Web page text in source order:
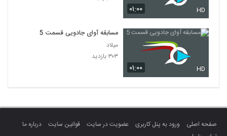
۰۱:۰۰ HD
۰۱:۰۰ HD
مسابقه آوای جادویی قسمت 5
میلاد
۳۰۳ بازدید
صفحه اصلی ورود به پنل کاربری عضویت در سایت قوانین سایت
درباره ما